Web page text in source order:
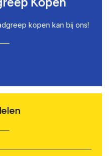
kopen kan bij ons!